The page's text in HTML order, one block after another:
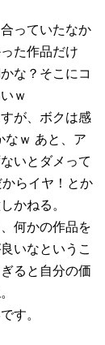
っていたなか
た作品だけ
な？そこにコ
ｗ
が、ボクは感
なｗ あと、ア
いとダメって
らイヤ！とか
かねる。
何かの作品を
いなというこ
ると自分の価
す。